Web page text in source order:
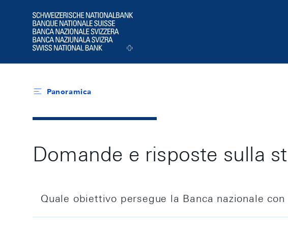
Logo
Panoramica
Domande e risposte sulla
Quale obiettivo persegue la Banca nazionale